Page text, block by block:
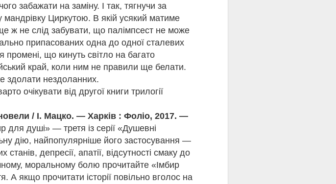
забажати на заміну. І так, тягнучи за
мандрівку Циркутою. В якій усякий матиме
ж не слід забувати, що палімпсест не може
припасованих одна до одної сталевих
промені, що кинуть світло на багато
край, коли ним не правили ще белати.
здолати нездоланних.
очікувати від другої книги трилогії
/ І. Мацко. — Харків : Фоліо, 2017. —
для душі» — третя із серії «Душевні
дію, найпопулярніше його застосування —
депресії, апатії, відсутності смаку до
моральному болю прочитайте «Імбир
А якщо прочитати історії повільно вголос на
ТОУНБ, опубліковано3 weeks agoтому